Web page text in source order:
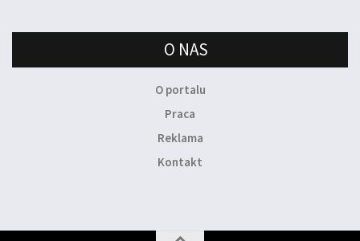
O NAS
O portalu
Praca
Reklama
Kontakt